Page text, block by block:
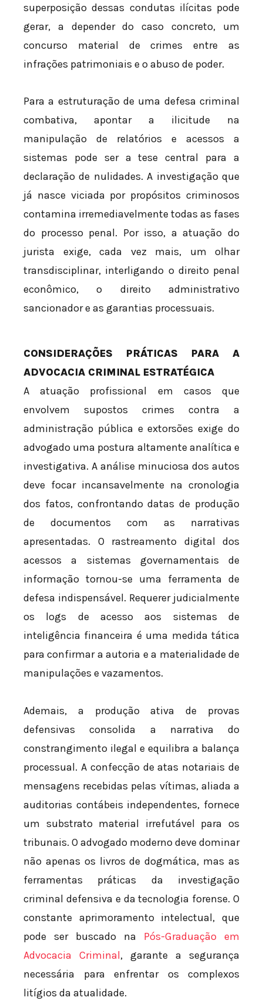
superposição dessas condutas ilícitas pode
gerar, a depender do caso concreto, um
concurso material de crimes entre as
infrações patrimoniais e o abuso de poder.
Para a estruturação de uma defesa criminal
combativa, apontar a ilicitude na
manipulação de relatórios e acessos a
sistemas pode ser a tese central para a
declaração de nulidades. A investigação que
já nasce viciada por propósitos criminosos
contamina irremediavelmente todas as fases
do processo penal. Por isso, a atuação do
jurista exige, cada vez mais, um olhar
transdisciplinar, interligando o direito penal
econômico, o direito administrativo
sancionador e as garantias processuais.
CONSIDERAÇÕES PRÁTICAS PARA A
ADVOCACIA CRIMINAL ESTRATÉGICA
A atuação profissional em casos que
envolvem supostos crimes contra a
administração pública e extorsões exige do
advogado uma postura altamente analítica e
investigativa. A análise minuciosa dos autos
deve focar incansavelmente na cronologia
dos fatos, confrontando datas de produção
de documentos com as narrativas
apresentadas. O rastreamento digital dos
acessos a sistemas governamentais de
informação tornou-se uma ferramenta de
defesa indispensável. Requerer judicialmente
os logs de acesso aos sistemas de
inteligência financeira é uma medida tática
para confirmar a autoria e a materialidade de
manipulações e vazamentos.
Ademais, a produção ativa de provas
defensivas consolida a narrativa do
constrangimento ilegal e equilibra a balança
processual. A confecção de atas notariais de
mensagens recebidas pelas vítimas, aliada a
auditorias contábeis independentes, fornece
um substrato material irrefutável para os
tribunais. O advogado moderno deve dominar
não apenas os livros de dogmática, mas as
ferramentas práticas da investigação
criminal defensiva e da tecnologia forense. O
constante aprimoramento intelectual, que
pode ser buscado na Pós-Graduação em
Advocacia Criminal, garante a segurança
necessária para enfrentar os complexos
litígios da atualidade.